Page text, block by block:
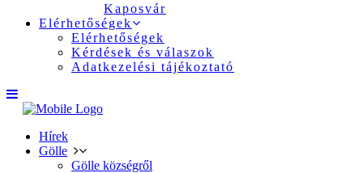
Kaposvár
Elérhetőségek
Elérhetőségek
Kérdések és válaszok
Adatkezelési tájékoztató
Hírek
Gölle
Gölle községről